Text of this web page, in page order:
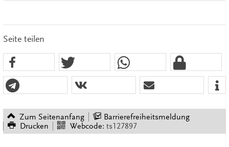
Seite teilen
Zum Seitenanfang
Barrierefreiheitsmeldung
Drucken
Webcode: ts127897